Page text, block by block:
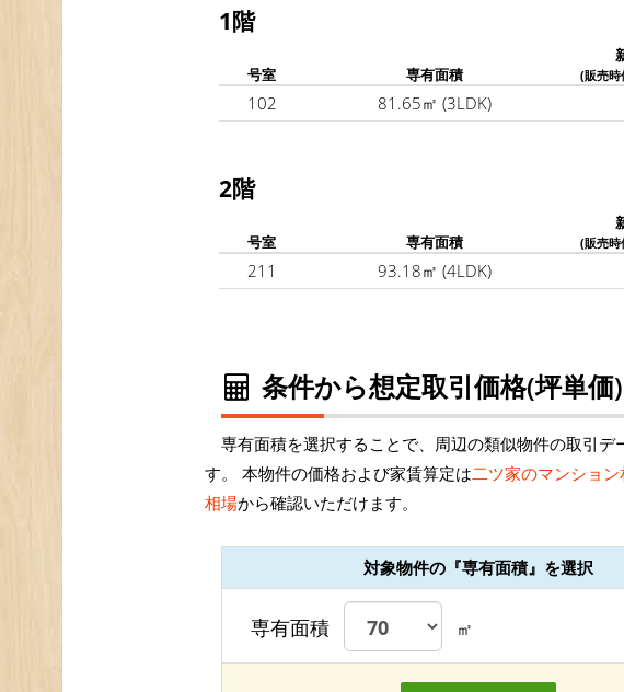
1階
号室 専有面積 (販売時
102 81.65㎡ (3LDK)
2階
号室 専有面積 (販売時
211 93.18㎡ (4LDK)
条件から想定取引価格(坪単価
専有面積を選択することで、周辺の類似物件の取引
す。 本物件の価格および家賃算定は二ツ家のマンション
相場から確認いただけます。
対象物件の『専有面積』を選択
専有面積 ㎡